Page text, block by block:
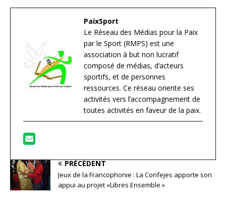
PaixSport
Le Réseau des Médias pour la Paix
par le Sport (RMPS) est une
association à but non lucratif
composé de médias, d’acteurs
sportifs, et de personnes
ressources. Ce réseau oriente ses
activités vers l’accompagnement de
toutes activités en faveur de la paix.
PRÉCÉDENT
Jeux de la Francophonie : La Confejes apporte son
appui au projet «Libres Ensemble »